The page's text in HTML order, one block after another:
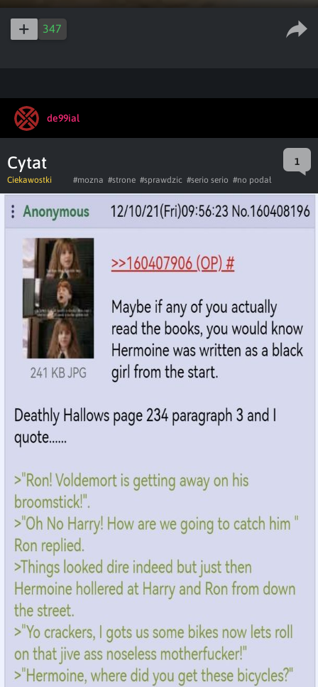
Play
347
de99ial
Cytat 1
Ciekawostki #mozna #strone #sprawdzic #serio serio #no podał